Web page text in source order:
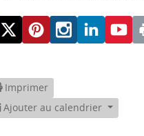
Imprimer
Ajouter au calendrier